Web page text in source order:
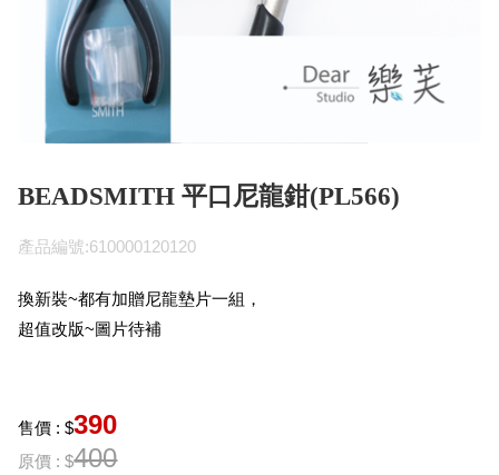
BEADSMITH 平口尼龍鉗(PL566)
產品編號:610000120120
換新裝~都有加贈尼龍墊片一組，
超值改版~圖片待補
售價 : $390
原價 : $400